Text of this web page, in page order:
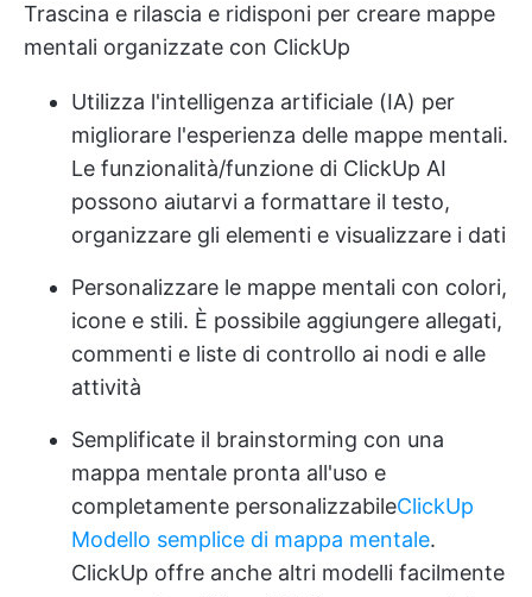
Trascina e rilascia e ridisponi per creare mappe
mentali organizzate con ClickUp
Utilizza l'intelligenza artificiale (IA) per
migliorare l'esperienza delle mappe mentali.
Le funzionalità/funzione di ClickUp AI
possono aiutarvi a formattare il testo,
organizzare gli elementi e visualizzare i dati
Personalizzare le mappe mentali con colori,
icone e stili. È possibile aggiungere allegati,
commenti e liste di controllo ai nodi e alle
attività
Semplificate il brainstorming con una
mappa mentale pronta all'uso e
completamente personalizzabileClickUp
Modello semplice di mappa mentale.
ClickUp offre anche altri modelli facilmente